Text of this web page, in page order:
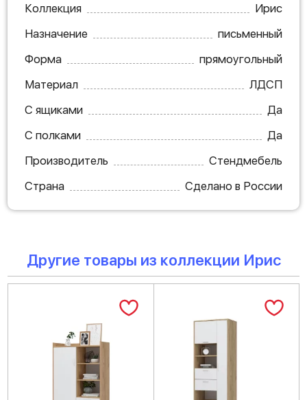
Коллекция
Ирис
Назначение
письменный
Форма
прямоугольный
Материал
ЛДСП
С ящиками
Да
С полками
Да
Производитель
Стендмебель
Страна
Сделано в России
Другие товары из коллекции Ирис